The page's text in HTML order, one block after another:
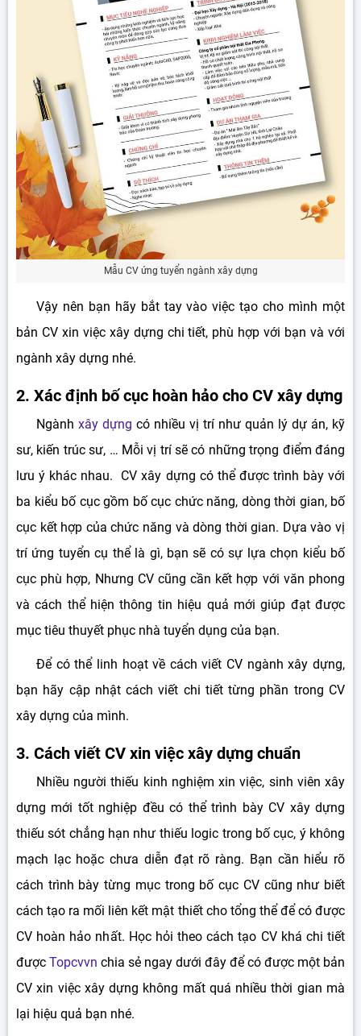
Mẫu CV ứng tuyển ngành xây dựng
Vậy nên bạn hãy bắt tay vào việc tạo cho mình một
bản CV xin việc xây dựng chi tiết, phù hợp với bạn và với
ngành xây dựng nhé.
2. Xác định bố cục hoàn hảo cho CV xây dựng
Ngành xây dựng có nhiều vị trí như quản lý dự án, kỹ
sư, kiến trúc sư, … Mỗi vị trí sẽ có những trọng điểm đáng
lưu ý khác nhau. CV xây dựng có thể được trình bày với
ba kiểu bố cục gồm bố cục chức năng, dòng thời gian, bố
cục kết hợp của chức năng và dòng thời gian. Dựa vào vị
trí ứng tuyển cụ thể là gì, bạn sẽ có sự lựa chọn kiểu bố
cục phù hợp, Nhưng CV cũng cần kết hợp với văn phong
và cách thể hiện thông tin hiệu quả mới giúp đạt được
mục tiêu thuyết phục nhà tuyển dụng của bạn.
Để có thể linh hoạt về cách viết CV ngành xây dựng,
bạn hãy cập nhật cách viết chi tiết từng phần trong CV
xây dựng của mình.
3. Cách viết CV xin việc xây dựng chuẩn
Nhiều người thiếu kinh nghiệm xin việc, sinh viên xây
dựng mới tốt nghiệp đều có thể trình bày CV xây dựng
thiếu sót chẳng hạn như thiếu logic trong bố cục, ý không
mạch lạc hoặc chưa diễn đạt rõ ràng. Bạn cần hiểu rõ
cách trình bày từng mục trong bố cục CV cũng như biết
cách tạo ra mối liên kết mật thiết cho tổng thể để có được
CV hoàn hảo nhất. Học hỏi theo cách tạo CV khá chi tiết
được Topcvvn chia sẻ ngay dưới đây để có được một bản
CV xin việc xây dựng không mất quá nhiều thời gian mà
lại hiệu quả bạn nhé.